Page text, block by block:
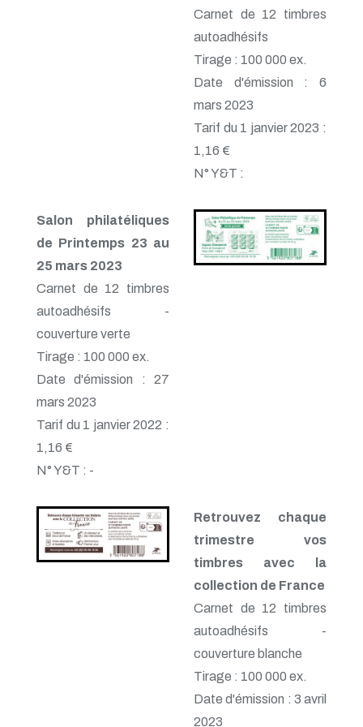
Carnet de 12 timbres
autoadhésifs
Tirage : 100 000 ex.
Date d'émission : 6
mars 2023
Tarif du 1 janvier 2023 :
1,16 €
N° Y&T :
Salon philatéliques
de Printemps 23 au
25 mars 2023
Carnet de 12 timbres
autoadhésifs -
couverture verte
Tirage : 100 000 ex.
Date d'émission : 27
mars 2023
Tarif du 1 janvier 2022 :
1,16 €
N° Y&T : -
Retrouvez chaque
trimestre vos
timbres avec la
collection de France
Carnet de 12 timbres
autoadhésifs -
couverture blanche
Tirage : 100 000 ex.
Date d'émission : 3 avril
2023